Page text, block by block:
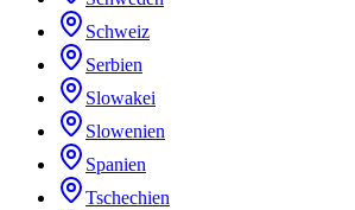
Schweiz
Serbien
Slowakei
Slowenien
Spanien
Tschechien